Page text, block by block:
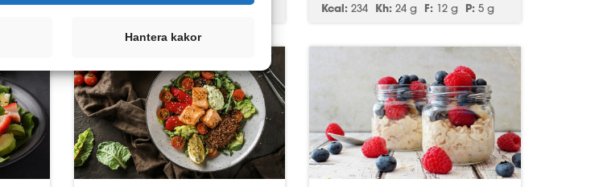
8 g Kcal: 283 Kh: 4 g F: 17 g P: 27 g Kcal: 234 Kh: 24 g F: 12 g P: 5 g
Hantera kakor